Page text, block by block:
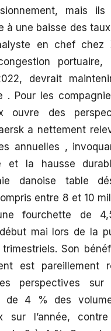
mais
à une baisse des
en chef chez
devrait
. Pour les
ouvre des
a nettement
annuelles ,
et la hausse
danoise table
entre 8 et 10
fourchette de
mai lors de la
Son
est pareillement
perspectives sur
de 4 % des
sur l’année,